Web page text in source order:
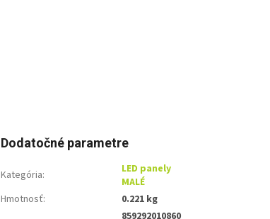
Dodatočné parametre
Kategória:
LED panely
MALÉ
Hmotnosť:
0.221 kg
859292010860